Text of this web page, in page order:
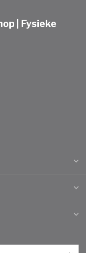
| Fysieke